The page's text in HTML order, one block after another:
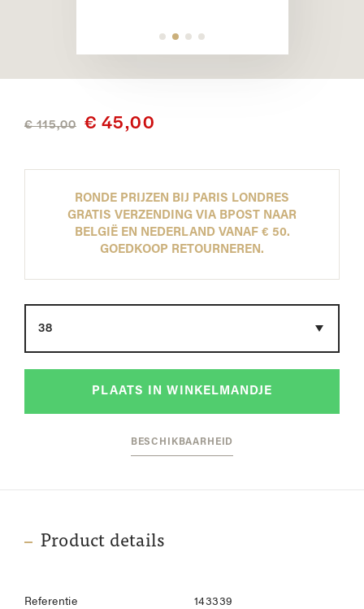
€ 115,00 € 45,00
RONDE PRIJZEN BIJ PARIS LONDRES
GRATIS VERZENDING VIA BPOST NAAR
BELGIË EN NEDERLAND VANAF € 50.
GOEDKOOP RETOURNEREN.
PLAATS IN WINKELMANDJE
BESCHIKBAARHEID
Product details
Referentie 143339